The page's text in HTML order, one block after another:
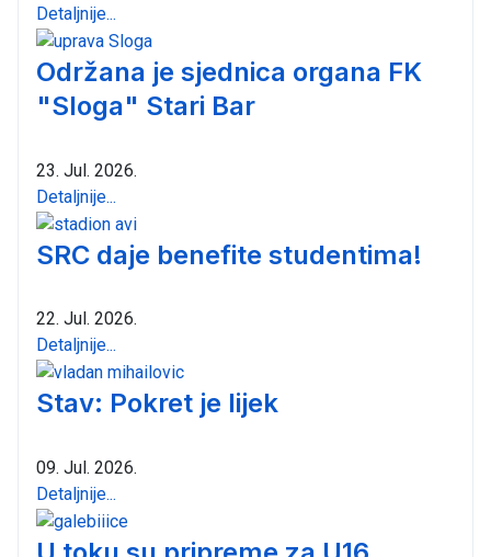
Detaljnije...
Održana je sjednica organa FK
"Sloga" Stari Bar
23. Jul. 2026.
Detaljnije...
SRC daje benefite studentima!
22. Jul. 2026.
Detaljnije...
Stav: Pokret je lijek
09. Jul. 2026.
Detaljnije...